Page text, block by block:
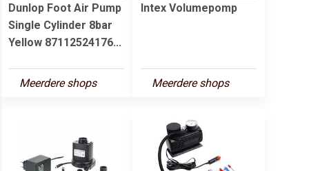
Dunlop Foot Air Pump
Single Cylinder 8bar
Yellow 87112524176...
Meerdere shops
Intex Volumepomp
Meerdere shops